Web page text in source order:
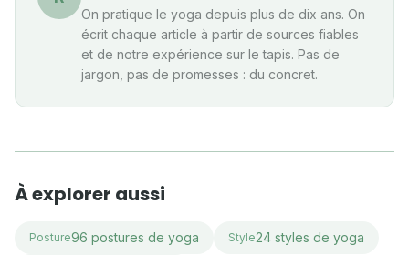
On pratique le yoga depuis plus de dix ans. On
écrit chaque article à partir de sources fiables
et de notre expérience sur le tapis. Pas de
jargon, pas de promesses : du concret.
À explorer aussi
Posture96 postures de yoga Style24 styles de yoga